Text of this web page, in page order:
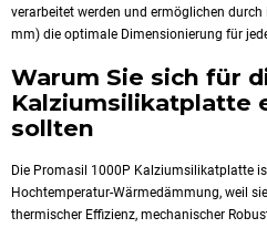
verarbeitet werden und ermöglichen
mm) die optimale Dimensionierung für
Warum Sie sich für
Kalziumsilikatplatte
sollten
Die Promasil 1000P Kalziumsilikatplatte
Hochtemperatur-Wärmedämmung, weil
thermischer Effizienz, mechanischer